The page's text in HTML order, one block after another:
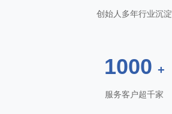
创始人多年行业沉淀
1000 +
服务客户超千家